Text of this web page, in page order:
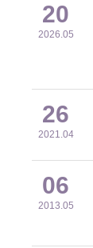
20
2026.05
26
2021.04
06
2013.05